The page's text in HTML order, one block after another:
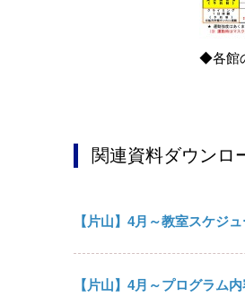
◆各館
関連資料ダウンロ
【片山】4月～教室スケジ
【片山】4月～プログラム